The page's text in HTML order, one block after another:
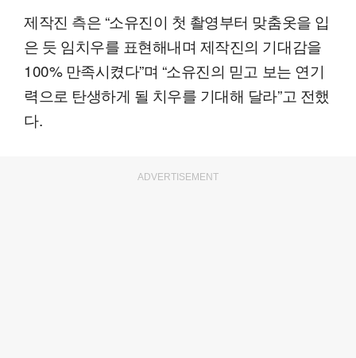
제작진 측은 “소유진이 첫 촬영부터 맞춤옷을 입
은 듯 임치우를 표현해내며 제작진의 기대감을
100% 만족시켰다”며 “소유진의 믿고 보는 연기
력으로 탄생하게 될 치우를 기대해 달라”고 전했
다.
ADVERTISEMENT